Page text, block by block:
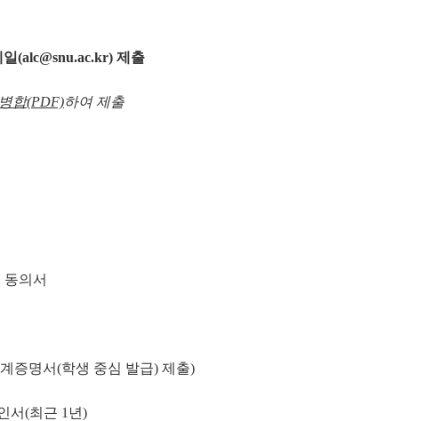
일(alc@snu.ac.kr) 제출
합(PDF)하여 제출
의서
증명서(학생 중심 발급) 제출)
서(최근 1년)